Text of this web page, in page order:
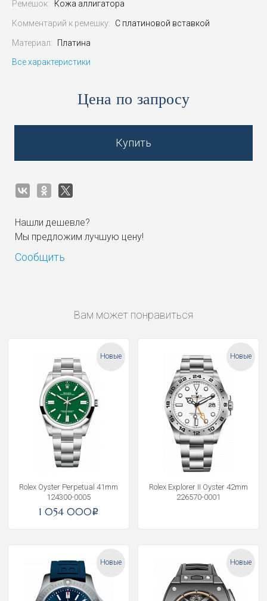
Ремешок: Кожа аллигатора
Комментарий к ремешку: С платиновой вставкой
Материал:
Платина
Все характеристики
Цена по запросу
Купить
Нашли дешевле?
Мы предложим лучшую цену!
Сообщить
Вам может понравиться
Новые
Rolex Oyster Perpetual 41mm
124300-0005
1 054 000i
Новые
Rolex Explorer II Oyster 42mm
226570-0001
Новые Новые